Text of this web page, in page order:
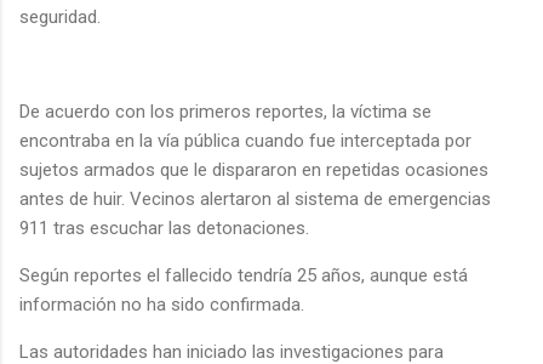
seguridad.
De acuerdo con los primeros reportes, la víctima se
encontraba en la vía pública cuando fue interceptada por
sujetos armados que le dispararon en repetidas ocasiones
antes de huir. Vecinos alertaron al sistema de emergencias
911 tras escuchar las detonaciones.
Según reportes el fallecido tendría 25 años, aunque está
información no ha sido confirmada.
Las autoridades han iniciado las investigaciones para